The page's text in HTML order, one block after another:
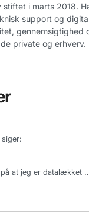
stiftet i marts 2018.
support og
gennemsigtighed
private og erhverv.
siger:
at jeg er datalækket